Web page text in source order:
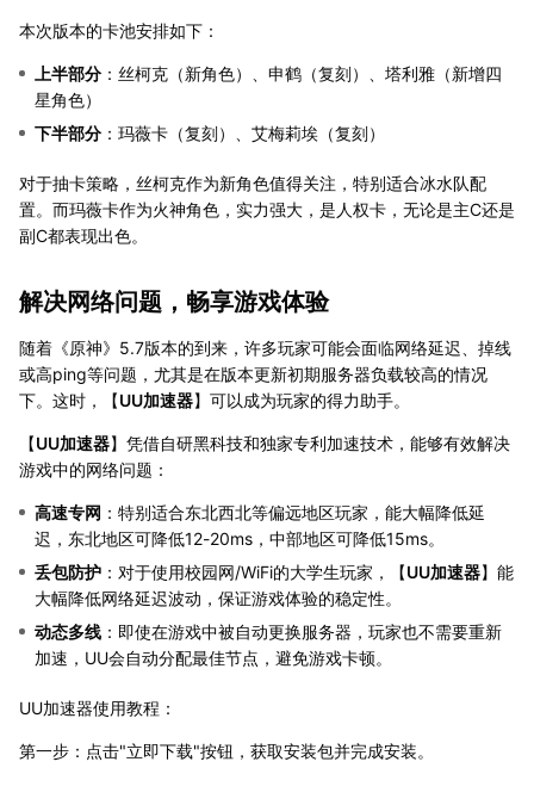
本次版本的卡池安排如下：
上半部分 ：丝柯克（新角色）、申鹤（复刻）、塔利雅（新增四
星角色）
下半部分 ：玛薇卡（复刻）、艾梅莉埃（复刻）
对于抽卡策略，丝柯克作为新角色值得关注，特别适合冰水队配
置。而玛薇卡作为火神角色，实力强大，是人权卡，无论是主C还是
副C都表现出色。
解决网络问题，畅享游戏体验
随着《原神》5.7版本的到来，许多玩家可能会面临网络延迟、掉线
或高ping等问题，尤其是在版本更新初期服务器负载较高的情况
下。这时，【UU加速器】可以成为玩家的得力助手。
【UU加速器】凭借自研黑科技和独家专利加速技术，能够有效解决
游戏中的网络问题：
高速专网 ：特别适合东北西北等偏远地区玩家，能大幅降低延
迟，东北地区可降低12-20ms，中部地区可降低15ms。
丢包防护 ：对于使用校园网/WiFi的大学生玩家，【UU加速器】能
大幅降低网络延迟波动，保证游戏体验的稳定性。
动态多线 ：即使在游戏中被自动更换服务器，玩家也不需要重新
加速，UU会自动分配最佳节点，避免游戏卡顿。
UU加速器使用教程：
第一步：点击"立即下载"按钮，获取安装包并完成安装。